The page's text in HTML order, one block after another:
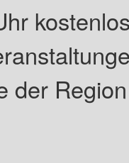
der